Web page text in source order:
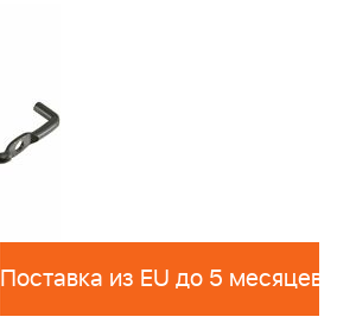
Поставка из EU до 5 месяцев